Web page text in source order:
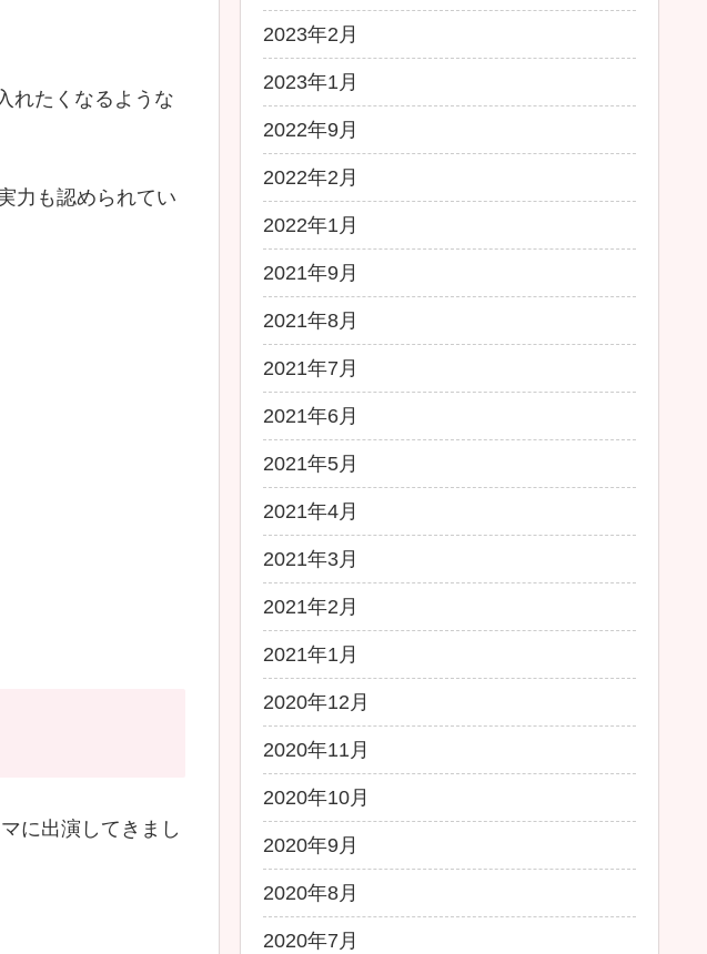
れたくなるような
力も認められてい
に出演してきまし
2023年2月
2023年1月
2022年9月
2022年2月
2022年1月
2021年9月
2021年8月
2021年7月
2021年6月
2021年5月
2021年4月
2021年3月
2021年2月
2021年1月
2020年12月
2020年11月
2020年10月
2020年9月
2020年8月
2020年7月